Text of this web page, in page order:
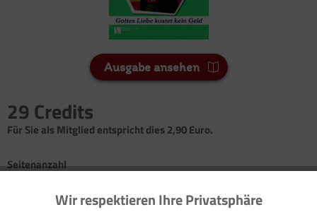
Ausgabe ansehen
29 Credits
Für Sie als Mitglied entspricht dies 2,90 Euro.
Seitenanzahl
Funktionale Aktiv
Wir respektieren Ihre Privatsphäre